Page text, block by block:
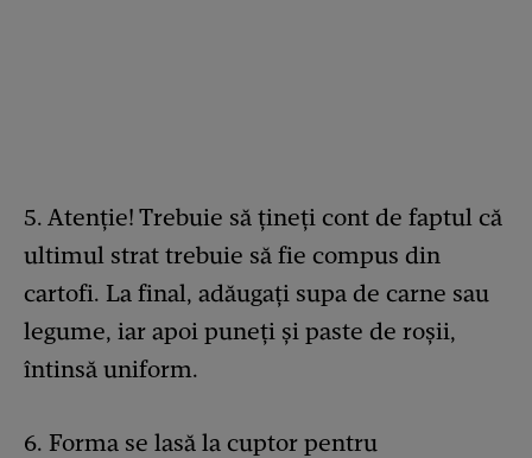
5. Atenție! Trebuie să țineți cont de faptul că
ultimul strat trebuie să fie compus din
cartofi. La final, adăugați supa de carne sau
legume, iar apoi puneți și paste de roșii,
întinsă uniform.
6. Forma se lasă la cuptor pentru